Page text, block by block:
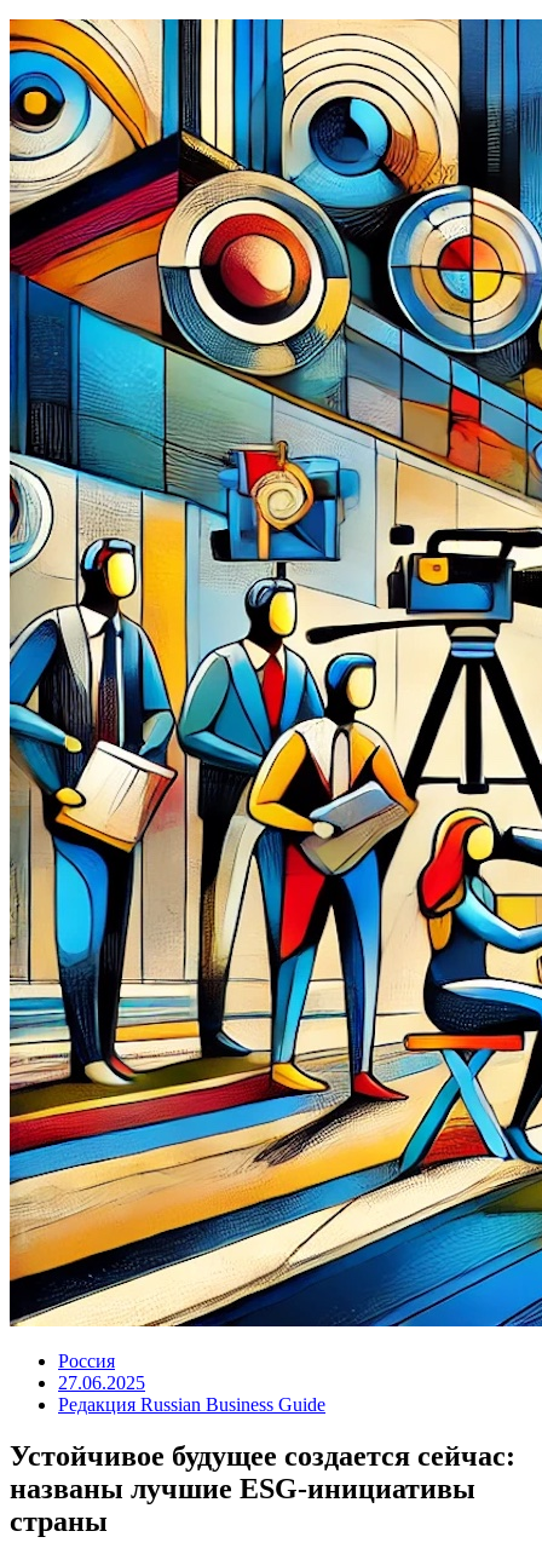
Россия
27.06.2025
Редакция Russian Business Guide
Устойчивое будущее создается сейчас:
названы лучшие ESG-инициативы
страны